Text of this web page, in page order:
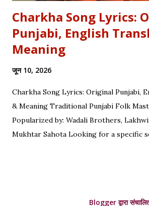
Charkha Song Lyrics:
Punjabi, English
Meaning
जून 10, 2026
Charkha Song Lyrics: Original Punjabi,
& Meaning Traditional Punjabi Folk
Popularized by: Wadali Brothers,
Mukhtar Sahota Looking for a specific
Blogger द्वारा